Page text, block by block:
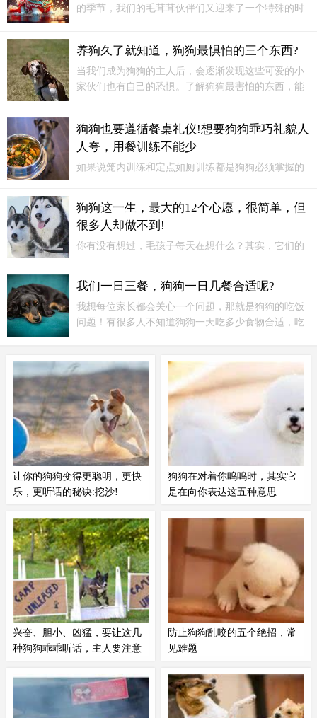
和主人的关系不太熟...
的季节，我们的毛茸茸伙伴们又迎来了一个特殊的时
惘？
养狗久了就知道，狗狗最惧怕的三个东西?
当我们成为狗狗的主人后，会逐渐发现这些可爱的小
家伙们也有自己的恐惧。了解狗狗最害怕的东西，能
雷声、鞭炮声、烟花声等。
狗狗也要遵循餐桌礼仪!想要狗狗乖巧礼貌人
人夸，用餐训练不能少
如果说笼内训练和定点如厕训练都是狗狗必须掌握的
们的心目中大加分。所以让狗狗学会用餐礼仪还是很
有必要的，主人不要忽略了。
狗狗这一生，最大的12个心愿，很简单，但
很多人却做不到!
你有没有想过，毛孩子每天在想什么？其实，它们的
哪个吧！1. 陪伴是最长情的告白狗狗最大的心愿就是
希望主人能多陪陪它。
我们一日三餐，狗狗一日几餐合适呢?
我想每位家长都会关心一个问题，那就是狗狗的吃饭
问题！有很多人不知道狗狗一天吃多少食物合适，吃
候，一定要坚持住，不要被它们可怜的小眼神所迷惑~
举个例子，比如泰迪犬：给狗狗吃多少呢？
让你的狗狗变得更聪明，更快
乐，更听话的秘诀:挖沙!
的一坑又一坑而苦恼？你是否曾经
想过如何让你的狗狗停止这种破坏
性的行为？其实，挖沙对于狗狗来
说是一种乐趣，也是一种锻炼和学
习的机会。如果你能正确地引导和
利用你的狗狗的挖沙行为，你可以
提高它的智力，敏捷，服从和信
任，也可以增进你们之间的感情。
狗狗在对着你呜呜时，其实它
是在向你表达这五种意思
狗狗经常发出各种声音，有因为开
心而发出的高亮的吠叫，也有因为
警惕而发出的低吼，还有的时候狗
狗会发出类似哭泣的呜呜声，难道
它是在哭吗？其实狗狗发出呜呜
声，并不是它在哭泣，它代表着很
多意思，需要主人根据狗狗的状况
来实际判断一下。
兴奋、胆小、凶猛，要让这几
种狗狗乖乖听话，主人要注意
搜一下就能找到训犬师都在用的方
法，用这些方法训练纠正即可。但
也不少主人表示，明明都按照方法
防止狗狗乱咬的五个绝招，常
见难题
乱啃乱咬，从玩具到衣柜，似乎就
没有它们不爱咬的东西。造成狗狗
乱咬的因素有很多，比如换牙、精